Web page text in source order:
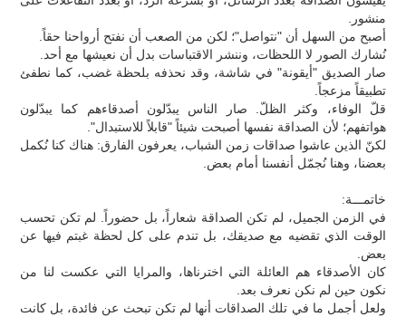
منشور.
أصبح من السهل أن "نتواصل"؛ لكن من الصعب أن نفتح أرواحنا حقاً.
نُشارك الصور لا اللحظات، وننشر الاقتباسات بدل أن نعيشها مع أحد.
صار الصديق "أيقونة" في شاشة، وقد نحذفه بلحظة غضب، كما نطفئ
تطبيقاً مزعجاً.
قلّ الوفاء، وكثر الظلّ. صار الناس يبدّلون أصدقاءهم كما يبدّلون
هواتفهم؛ لأن الصداقة نفسها أصبحت شيئاً "قابلاً للاستبدال".
لكنّ الذين عاشوا صداقات زمن الشباب، يعرفون الفارق: هناك كنا نُكمل
بعضنا، وهنا نُجمّل أنفسنا أمام بعض.
خاتمـــة:
في الزمن الجميل، لم تكن الصداقة شعاراً، بل حضوراً. لم تكن تحسب
الوقت الذي تقضيه مع صديقك، بل تندم على كل لحظة غبتم فيها عن
بعض.
كان الأصدقاء هم العائلة التي اخترناها، والمرايا التي عكست لنا من
نكون حين لم نكن نعرف بعد.
ولعل أجمل ما في تلك الصداقات أنها لم تكن تبحث عن فائدة، بل كانت